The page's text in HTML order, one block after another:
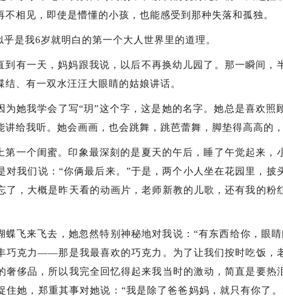
相见，即使是懵懂的小孩，也能感受到那种失落和孤独。
是我6岁就明白的第一个大人世界里的道理。
有一天，妈妈跟我说，以后不再换幼儿园了。那一瞬间，
、有一双水汪汪大眼睛的姑娘讲话。
她我学会了写“玥”这个字，这是她的名字。她总是喜欢照
给我听。她会画画，也会跳舞，跳芭蕾舞，脚垫得高高的，
一个闺蜜。印象最深刻的是夏天的午后，睡了午觉起来，
我们说：“你俩最后来。”于是，两个小人坐在花园里，披
，大概是昨天看的动画片，老师新教的儿歌，还有我的粉
飞来飞去，她忽然特别神秘地对我说：“有东西给你，眼
巧克力——那是我最喜欢的巧克力。为了让我们按时吃饭，
侈品，所以我完全回忆得起来我当时的激动，简直是要热
她，郑重其事对她说：“我是除了爸爸妈妈，就只有你了。